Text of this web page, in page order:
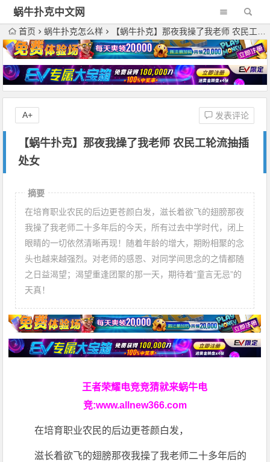
蜗牛扑克中文网
首页 蜗牛扑克怎么样 【蜗牛扑克】那夜我操了我老师 农民工轮流抽插处女
【蜗牛扑克】那夜我操了我老师 农民工轮流抽插
处女
发表评论
A+
摘要
在培育职业农民的后边更苍颜白发，滋长着欲飞的翅膀那夜
我操了我老师二十多年后的今天，所有过去中学时代，闭上
眼睛的一切依然清晰再现！随着年龄的增大，期盼相聚的念
头也越来越强烈。对老师的感恩、对同学间思念的之情都随
之日益渴望；渴望重逢团聚的那一天，期待着“童言无忌”的
天真！
王者荣耀电竞竞猜就来蜗牛电
竞:www.allnew366.com
在培育职业农民的后边更苍颜白发，
滋长着欲飞的翅膀那夜我操了我老师二十多年后的